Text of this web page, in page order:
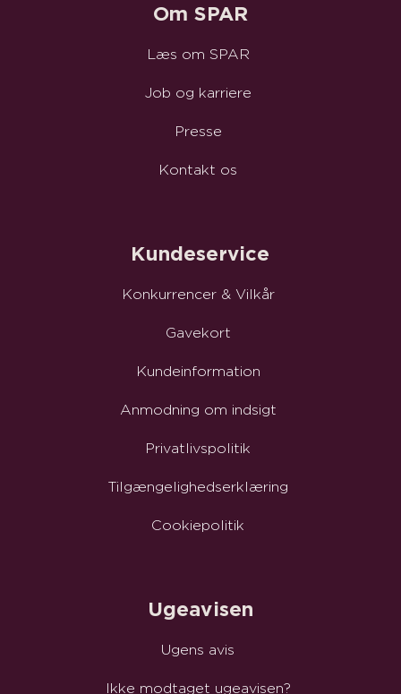
Om SPAR
Læs om SPAR
Job og karriere
Presse
Kontakt os
Kundeservice
Konkurrencer & Vilkår
Gavekort
Kundeinformation
Anmodning om indsigt
Privatlivspolitik
Tilgængelighedserklæring
Cookiepolitik
Ugeavisen
Ugens avis
Ikke modtaget ugeavisen?